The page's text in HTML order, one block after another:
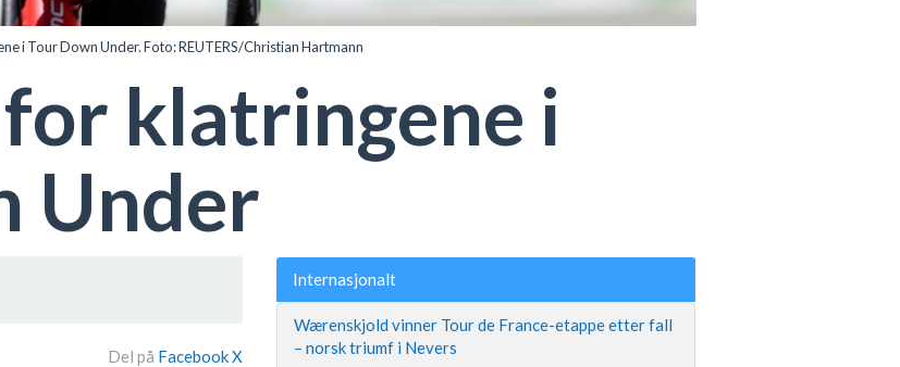
i Tour Down Under. Foto: REUTERS/Christian Hartmann
klatringene i
Under
Del på FacebookX
Internasjonalt
Wærenskjold vinner Tour de France-etappe etter fall
– norsk triumf i Nevers